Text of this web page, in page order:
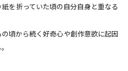
を折っていた頃の自分自身と重なる
頃から続く好奇心や創作意欲に起因